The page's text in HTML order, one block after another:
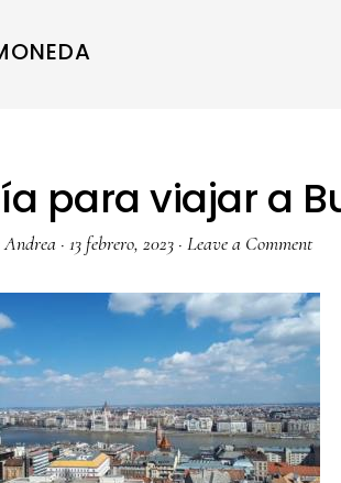
para viajar a
Andrea · 13 febrero, 2023 · Leave a Comment